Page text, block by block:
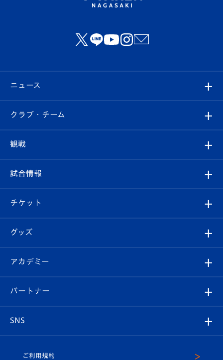
ニュース
すべて
クラブ
試合情報
チケット
イベント
メディア
ホームタウン
クラブ・チーム
クラブ概要
エンブレム紹介
スタッフプロフィール
マスコット紹介
観戦
観戦ルール
はじめての観戦ガイド
Revive Team
ヴィヴィくんの長崎おもてなしガイド
試合情報
試合日程/結果
フォトギャラリー
スタジアムグルメ
チケット
チケット
V-LOVERS（ファンクラブ）
プレイヤーズスイート
グッズ
オンラインショップ
店舗情報
アカデミー
育成からのお知らせ
U-18
パートナー
SNS
ご利用規約